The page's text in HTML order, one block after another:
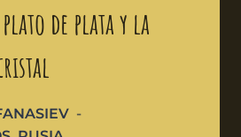
de plata y la